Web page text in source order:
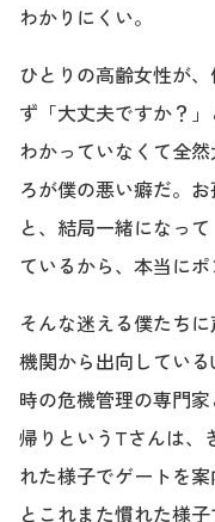
わかりにくい。
ひとりの高齢女性が
ず「大丈夫ですか？
わかっていなくて全
ろが僕の悪い癖だ。
と、結局一緒になっ
ているから、本当にポ
そんな迷える僕たち
機関から出向してい
時の危機管理の専門
帰りというTさんは、
れた様子でゲートを
とこれまた慣れた様